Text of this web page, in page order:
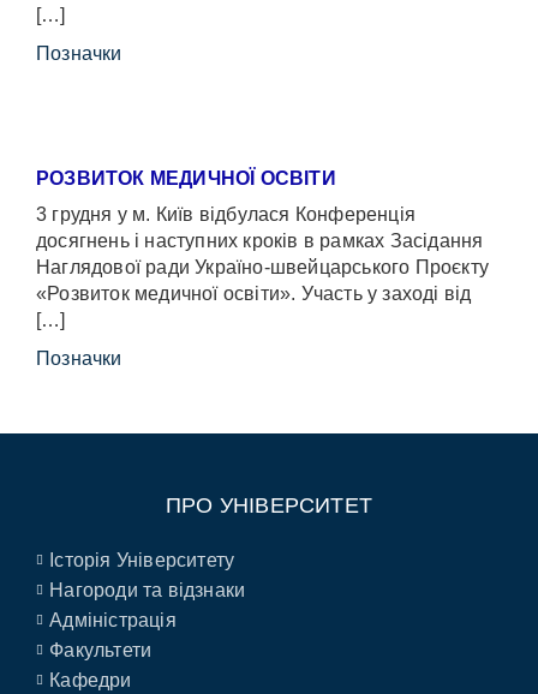
[…]
Позначки
РОЗВИТОК МЕДИЧНОЇ ОСВІТИ
3 грудня у м. Київ відбулася Конференція
досягнень і наступних кроків в рамках Засідання
Наглядової ради Україно-швейцарського Проєкту
«Розвиток медичної освіти». Участь у заході від
[…]
Позначки
ПРО УНІВЕРСИТЕТ
Історія Університету
Нагороди та відзнаки
Адміністрація
Факультети
Кафедри